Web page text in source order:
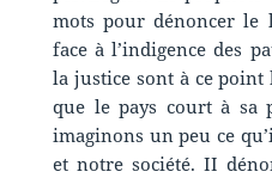
mots pour dénoncer le
face à l’indigence des
la justice sont à ce point
que le pays court à sa
imaginons un peu ce
et notre société. II